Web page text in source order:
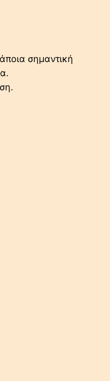
σημαντική